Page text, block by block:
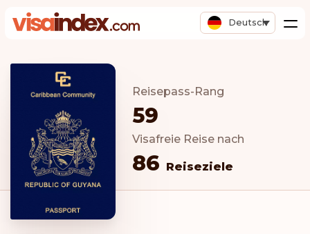
Deutsch
Reisepass-Rang
59
Visafreie Reise nach
86 Reiseziele